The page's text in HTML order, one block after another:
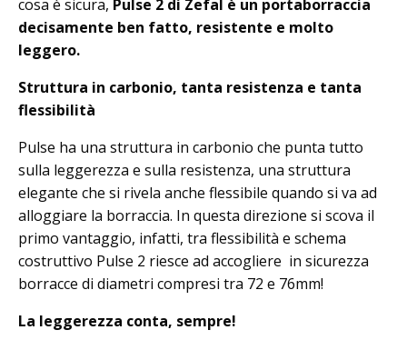
cosa è sicura, Pulse 2 di Zefal è un portaborraccia
decisamente ben fatto, resistente e molto
leggero.
Struttura in carbonio, tanta resistenza e tanta
flessibilità
Pulse ha una struttura in carbonio che punta tutto
sulla leggerezza e sulla resistenza, una struttura
elegante che si rivela anche flessibile quando si va ad
alloggiare la borraccia. In questa direzione si scova il
primo vantaggio, infatti, tra flessibilità e schema
costruttivo Pulse 2 riesce ad accogliere in sicurezza
borracce di diametri compresi tra 72 e 76mm!
La leggerezza conta, sempre!